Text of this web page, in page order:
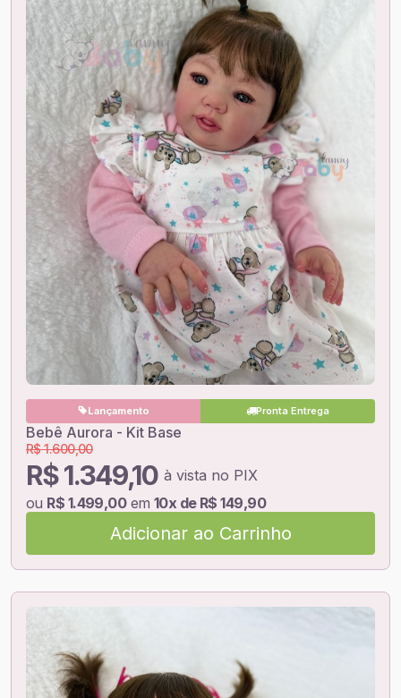
Lançamento Pronta Entrega
Bebê Aurora - Kit Base
R$ 1.349,10 à vista no PIX
R$ 1.600,00
ou R$ 1.499,00em 10x de R$ 149,90
Adicionar ao Carrinho